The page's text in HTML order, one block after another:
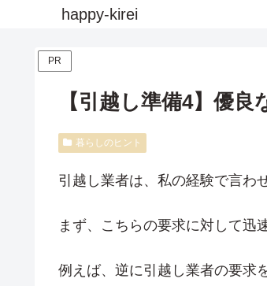
happy-kirei
PR
【引越し準備4】優
暮らしのヒント
引越し業者は、私の経験で言わ
まず、こちらの要求に対して迅
例えば、逆に引越し業者の要求